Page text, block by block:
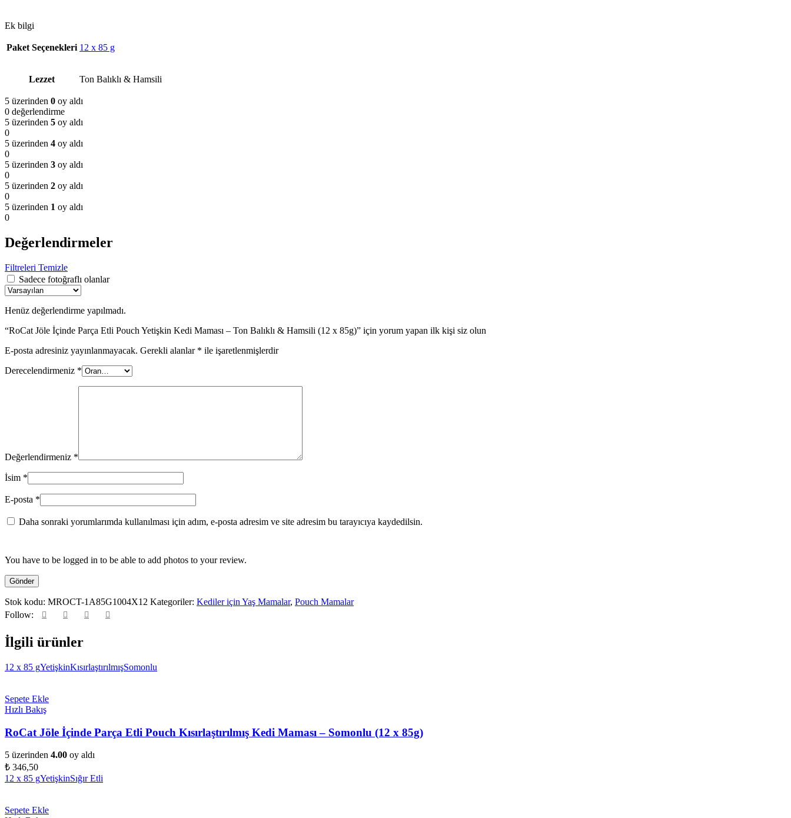
Ek bilgi
Paket Seçenekleri 12 x 85 g
Lezzet Ton Balıklı & Hamsili
5 üzerinden 0 oy aldı
0 değerlendirme
5 üzerinden 5 oy aldı
0
5 üzerinden 4 oy aldı
0
5 üzerinden 3 oy aldı
0
5 üzerinden 2 oy aldı
0
5 üzerinden 1 oy aldı
0
Değerlendirmeler
Filtreleri Temizle
Sadece fotoğraflı olanlar
Henüz değerlendirme yapılmadı.
“RoCat Jöle İçinde Parça Etli Pouch Yetişkin Kedi Maması – Ton Balıklı & Hamsili (12 x 85g)” için yorum yapan ilk kişi siz olun
E-posta adresiniz yayınlanmayacak. Gerekli alanlar * ile işaretlenmişlerdir
Derecelendirmeniz *
Değerlendirmeniz *
İsim *
E-posta *
Daha sonraki yorumlarımda kullanılması için adım, e-posta adresim ve site adresim bu tarayıcıya kaydedilsin.
You have to be logged in to be able to add photos to your review.
Stok kodu: MROCT-1A85G1004X12 Kategoriler: Kediler için Yaş Mamalar, Pouch Mamalar
Follow:
İlgili ürünler
12 x 85 gYetişkinKısırlaştırılmışSomonlu
Sepete Ekle
Hızlı Bakış
RoCat Jöle İçinde Parça Etli Pouch Kısırlaştırılmış Kedi Maması – Somonlu (12 x 85g)
5 üzerinden 4.00 oy aldı
₺ 346,50
12 x 85 gYetişkinSığır Etli
Sepete Ekle